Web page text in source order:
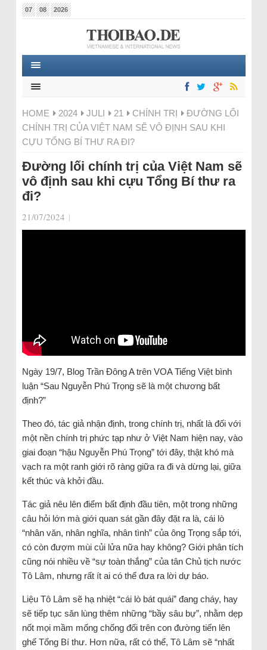
07 08 2026
HOME 2024 JULI 21 CHÍNH TRỊ
ĐƯỜNG LỐI
CHÍNH TRỊ CỦA VIỆT NAM SẼ VÔ ĐỊNH SAU KHI
CỰU TỔNG BÍ THƯ RA ĐI?
Đường lối chính trị của Việt Nam sẽ
vô định sau khi cựu Tổng Bí thư ra
đi?
21/07/2024 |
Ngày 19/7, Blog Trần Đông A trên VOA Tiếng Việt bình
luận “Sau Nguyễn Phú Trọng sẽ là một chương bất
định?”
Theo đó, tác giả nhận định, trong chính trị, nhất là đối với
một nền chính trị phức tạp như ở Việt Nam hiện nay, vào
giai đoạn “hậu Nguyễn Phú Trọng” tới đây, thật khó mà
vạch ra một ranh giới rõ ràng giữa ra đi và dừng lại, giữa
kết thúc và khởi đầu.
Tác giả nêu lên điểm bất định đầu tiên, một trong những
câu hỏi lớn mà giới quan sát gần đây đặt ra là, cái lò
“nhân văn, nhân nghĩa, nhân tình” của ông Trọng sắp tới,
có còn đượm mùi củi lửa nữa hay không? Giới phân tích
cũng nói nhiều về “sự toàn thắng” của tân Chủ tịch nước
Tô Lâm, nhưng rất ít ai có thể đưa ra lời dự báo.
Liệu Tô Lâm sẽ hạ nhiệt “cái lò bát quái” đang cháy, hay
sẽ tiếp tục săn lùng thêm những “bầy sâu bự”, nhằm dẹp
nốt mọi mầm mống chống đối trên con đường tiến lên
ghế Tổng Bí thư. Hơn nữa, rất có thể, Tô Lâm sẽ “nhất